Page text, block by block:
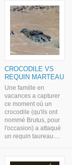
CROCODILE VS
REQUIN MARTEAU
Une famille en
vacances a capturer
ce moment où un
crocodile (qu'ils ont
nommé Brutus, pour
l'occasion) a attaqué
un requin taureau....